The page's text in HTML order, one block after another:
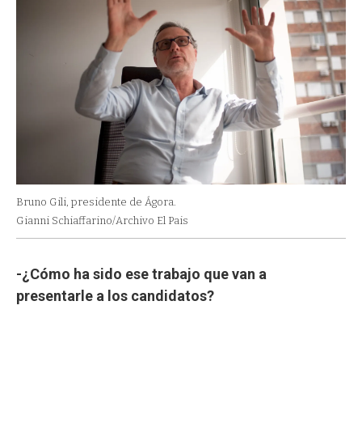
Bruno Gili, presidente de Ágora.
Gianni Schiaffarino/Archivo El Pais
-¿Cómo ha sido ese trabajo que van a
presentarle a los candidatos?